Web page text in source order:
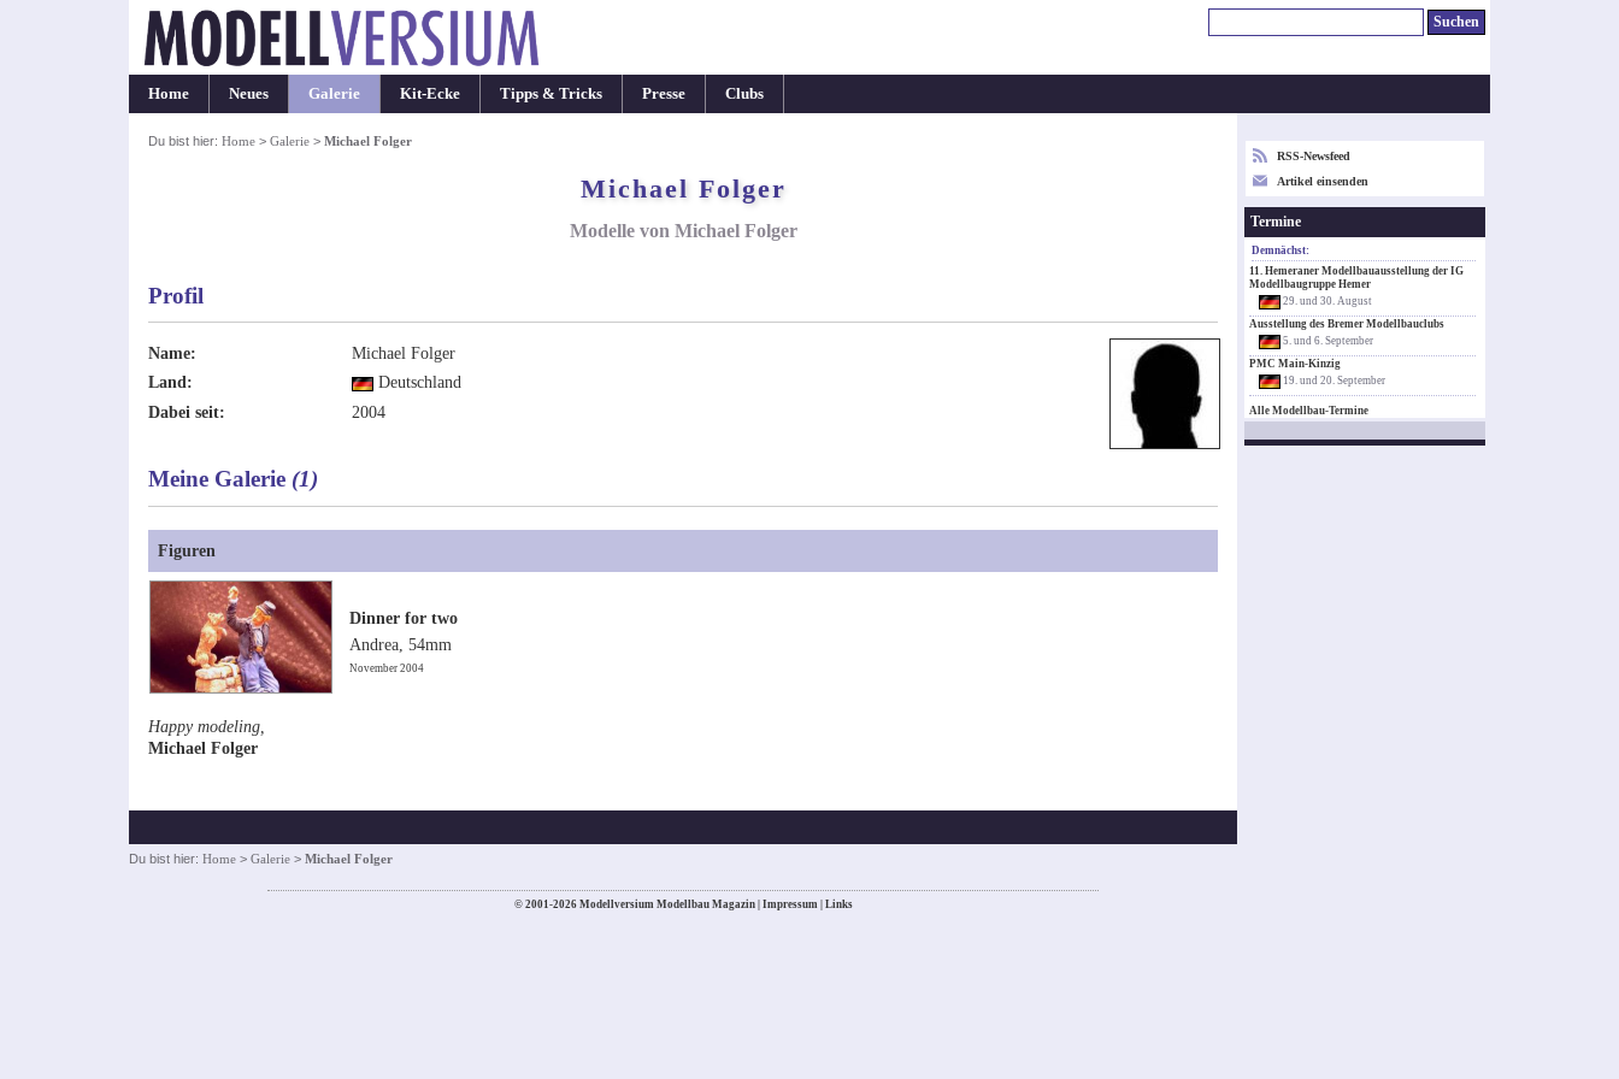
Home Neues Galerie Kit-Ecke Tipps & Tricks Presse Clubs
Du bist hier: Home> Galerie> Michael Folger
Michael Folger
Modelle von Michael Folger
Profil
Name:
Michael Folger
Land:
Deutschland
Dabei seit:
2004
Meine Galerie (1)
Figuren
Dinner for two
Andrea, 54mm
November 2004
Happy modeling,
Michael Folger
Du bist hier: Home > Galerie > Michael Folger
© 2001-2026 Modellversium Modellbau Magazin | Impressum Links
RSS-Newsfeed
Artikel einsenden
Termine
Demnächst:
11. Hemeraner Modellbauausstellung der IG
Modellbaugruppe Hemer
29. und 30. August
Ausstellung des Bremer Modellbauclubs
5. und 6. September
PMC Main-Kinzig
19. und 20. September
Alle Modellbau-Termine